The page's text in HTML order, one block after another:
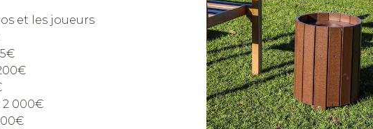
et les joueurs
2 000€